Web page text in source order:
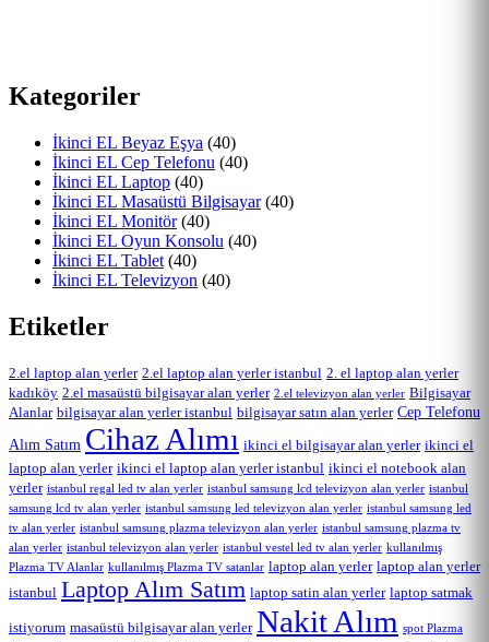
Kategoriler
İkinci EL Beyaz Eşya (40)
İkinci EL Cep Telefonu (40)
İkinci EL Laptop (40)
İkinci EL Masaüstü Bilgisayar(40)
İkinci EL Monitör(40)
İkinci EL Oyun Konsolu (40)
İkinci EL Tablet (40)
İkinci EL Televizyon (40)
Etiketler
2.el laptop alan yerler 2.el laptop alan yerler istanbul 2. el laptop alan yerler
kadıköy 2.el masaüstü bilgisayar alan yerler 2.el televizyon alan yerler Bilgisayar
Alanlar bilgisayar alan yerler istanbul bilgisayar satın alan yerler Cep Telefonu
Alım Satım Cihaz Alımı ikinci el bilgisayar alan yerler ikinci el
laptop alan yerler ikinci el laptop alan yerler istanbul ikinci el notebook alan
yerler istanbul regal led tv alan yerler istanbul samsung lcd televizyon alan yerler istanbul
samsung lcd tv alan yerler istanbul samsung led televizyon alan yerler istanbul samsung led
tv alan yerler istanbul samsung plazma televizyon alan yerler istanbul samsung plazma tv
alan yerler istanbul televizyon alan yerler istanbul vestel led tv alan yerler kullanılmış
Plazma TV Alanlar kullanılmış Plazma TV satanlar laptop alan yerler laptop alan yerler
istanbul Laptop Alım Satım laptop satin alan yerler laptop satmak
istiyorum masaüstü bilgisayar alan yerler Nakit Alım spot Plazma